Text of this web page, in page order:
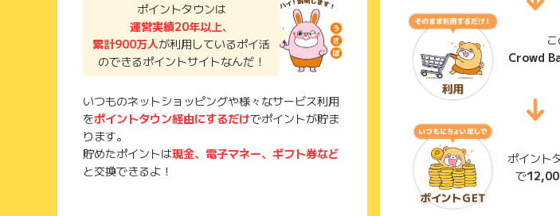
ポイントタウンは
運営実績20年以上、
累計900万人が利用しているポイ活
のできるポイントサイトなんだ！
いつものネットショッピングや様々なサービス利用
をポイントタウン経由にするだけでポイントが貯ま
ります。
貯めたポイントは現金、電子マネー、ギフト券など
と交換できるよ！
Crowd
ポイント
で